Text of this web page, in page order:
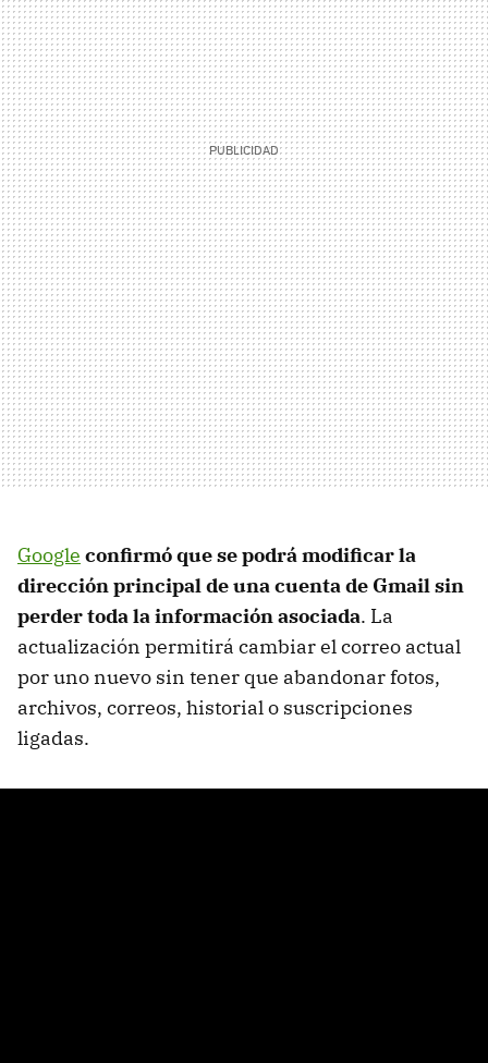
Google confirmó que se podrá modificar la
dirección principal de una cuenta de Gmail sin
perder toda la información asociada. La
actualización permitirá cambiar el correo actual
por uno nuevo sin tener que abandonar fotos,
archivos, correos, historial o suscripciones
ligadas.